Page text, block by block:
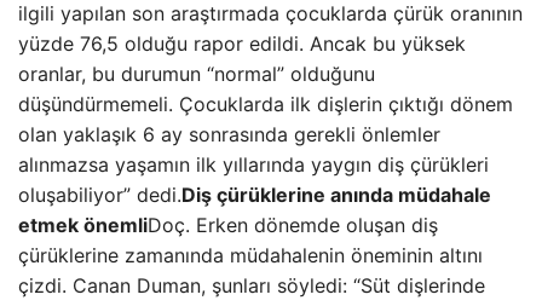
ilgili yapılan son araştırmada çocuklarda çürük oranının
yüzde 76,5 olduğu rapor edildi. Ancak bu yüksek
oranlar, bu durumun “normal” olduğunu
düşündürmemeli. Çocuklarda ilk dişlerin çıktığı dönem
olan yaklaşık 6 ay sonrasında gerekli önlemler
alınmazsa yaşamın ilk yıllarında yaygın diş çürükleri
oluşabiliyor” dedi.Diş çürüklerine anında müdahale
etmek önemliDoç. Erken dönemde oluşan diş
çürüklerine zamanında müdahalenin öneminin altını
çizdi. Canan Duman, şunları söyledi: “Süt dişlerinde